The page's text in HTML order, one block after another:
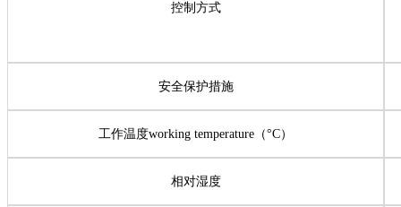
控制方式
安全保护措施
工作温度working temperature（°C）
相对湿度